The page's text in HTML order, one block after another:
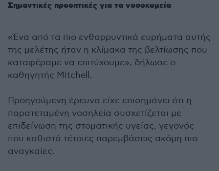
Σημαντικές προοπτικές για τα νοσοκομεία
«Ένα από τα πιο ενθαρρυντικά ευρήματα αυτής
της μελέτης ήταν η κλίμακα της βελτίωσης που
καταφέραμε να επιτύχουμε», δήλωσε ο
καθηγητής Mitchell.
Προηγούμενη έρευνα είχε επισημάνει ότι η
παρατεταμένη νοσηλεία συσχετίζεται με
επιδείνωση της στοματικής υγείας, γεγονός
που καθιστά τέτοιες παρεμβάσεις ακόμη πιο
αναγκαίες.